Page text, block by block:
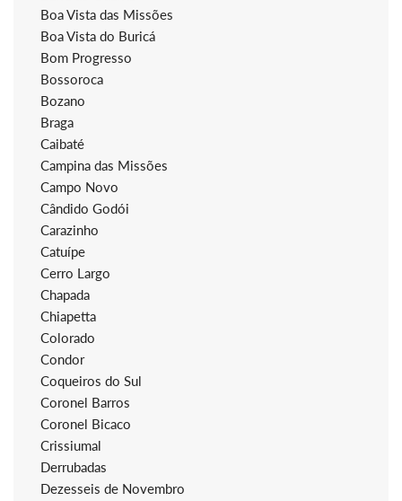
Boa Vista das Missões
Boa Vista do Buricá
Bom Progresso
Bossoroca
Bozano
Braga
Caibaté
Campina das Missões
Campo Novo
Cândido Godói
Carazinho
Catuípe
Cerro Largo
Chapada
Chiapetta
Colorado
Condor
Coqueiros do Sul
Coronel Barros
Coronel Bicaco
Crissiumal
Derrubadas
Dezesseis de Novembro